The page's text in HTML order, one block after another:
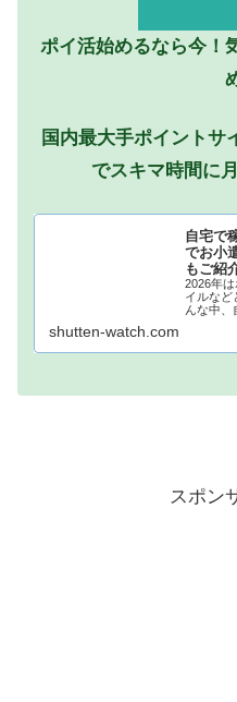
ポイ活始めるなら今！
国内最大手ポイントサ
でスキマ時間に
自宅で
でお小
もご紹
2026年
イルなど
んな中、
ー」が
自宅で
shutten-watch.com
スポン